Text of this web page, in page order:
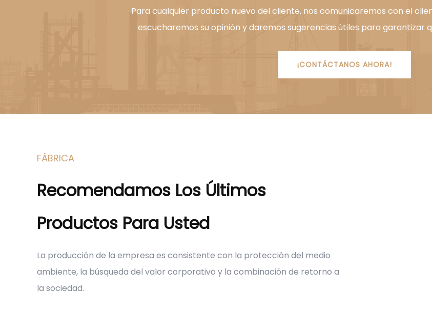
Para cualquier producto nuevo del cliente, nos comunicaremos con el
escucharemos su opinión y daremos sugerencias útiles para garantizar
¡CONTÁCTANOS AHORA!
FÁBRICA
Recomendamos Los Últimos
Productos Para Usted
La producción de la empresa es consistente con la protección del medio
ambiente, la búsqueda del valor corporativo y la combinación de retorno a
la sociedad.